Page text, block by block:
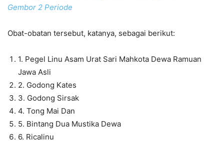
Gembor 2 Periode
Obat-obatan tersebut, katanya, sebagai berikut:
1. Pegel Linu Asam Urat Sari Mahkota Dewa Ramuan
Jawa Asli
2. Godong Kates
3. Godong Sirsak
4. Tong Mai Dan
5. Bintang Dua Mustika Dewa
6. Ricalinu